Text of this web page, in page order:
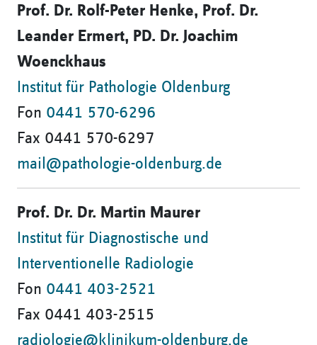
Prof. Dr. Rolf-Peter Henke, Prof. Dr.
Leander Ermert, PD. Dr. Joachim
Woenckhaus
Institut für Pathologie Oldenburg
Fon 0441 570-6296
Fax 0441 570-6297
mail@pathologie-oldenburg.de
Prof. Dr. Dr. Martin Maurer
Institut für Diagnostische und
Interventionelle Radiologie
Fon 0441 403-2521
Fax 0441 403-2515
radiologie@klinikum-oldenburg.de